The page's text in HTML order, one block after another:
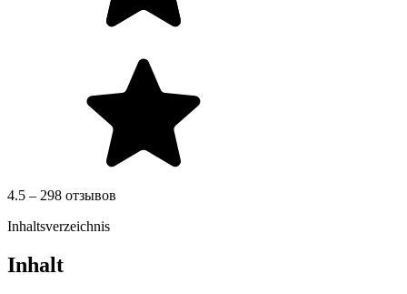
4.5 – 298 отзывов
Inhaltsverzeichnis
Inhalt